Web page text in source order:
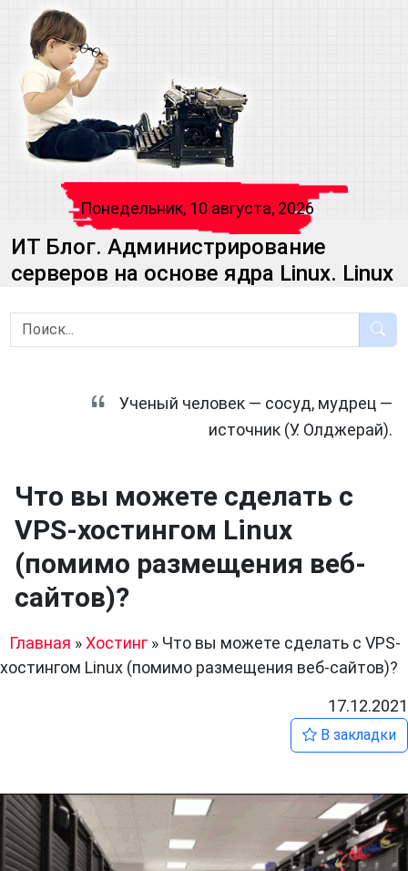
Понедельник, 10 августа, 2026
ИТ Блог. Администрирование
серверов на основе ядра Linux. Linux
Ученый человек — сосуд, мудрец —
источник (У. Олджерай).
Что вы можете сделать с
VPS-хостингом Linux
(помимо размещения веб-
сайтов)?
Главная »Хостинг » Что вы можете сделать с VPS-
хостингом Linux (помимо размещения веб-сайтов)?
17.12.2021
В закладки